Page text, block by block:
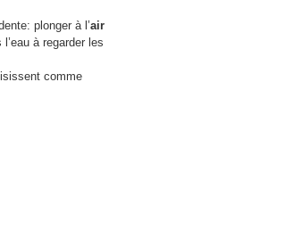
plonger à l’air
à regarder les
comme